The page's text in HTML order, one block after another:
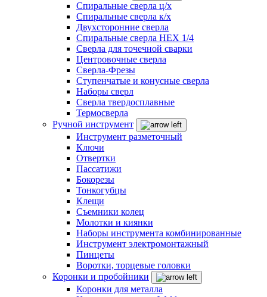
Спиральные сверла ц/х
Спиральные сверла к/х
Двухсторонние сверла
Спиральные сверла HEX 1/4
Сверла для точечной сварки
Центровочные сверла
Сверла-Фрезы
Ступенчатые и конусные сверла
Наборы сверл
Сверла твердосплавные
Термосверла
Ручной инструмент
Инструмент разметочный
Ключи
Отвертки
Пассатижи
Бокорезы
Тонкогубцы
Клещи
Съемники колец
Молотки и киянки
Наборы инструмента комбинированные
Инструмент электромонтажный
Пинцеты
Воротки, торцевые головки
Коронки и пробойники
Коронки для металла